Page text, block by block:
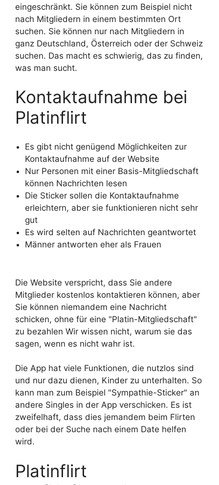
eingeschränkt. Sie können zum Beispiel nicht
nach Mitgliedern in einem bestimmten Ort
suchen. Sie können nur nach Mitgliedern in
ganz Deutschland, Österreich oder der Schweiz
suchen. Das macht es schwierig, das zu finden,
was man sucht.
Kontaktaufnahme bei
Platinflirt
Es gibt nicht genügend Möglichkeiten zur
Kontaktaufnahme auf der Website
Nur Personen mit einer Basis-Mitgliedschaft
können Nachrichten lesen
Die Sticker sollen die Kontaktaufnahme
erleichtern, aber sie funktionieren nicht sehr
gut
Es wird selten auf Nachrichten geantwortet
Männer antworten eher als Frauen
Die Website verspricht, dass Sie andere
Mitglieder kostenlos kontaktieren können, aber
Sie können niemandem eine Nachricht
schicken, ohne für eine "Platin-Mitgliedschaft"
zu bezahlen Wir wissen nicht, warum sie das
sagen, wenn es nicht wahr ist.
Die App hat viele Funktionen, die nutzlos sind
und nur dazu dienen, Kinder zu unterhalten. So
kann man zum Beispiel "Sympathie-Sticker" an
andere Singles in der App verschicken. Es ist
zweifelhaft, dass dies jemandem beim Flirten
oder bei der Suche nach einem Date helfen
wird.
Platinflirt